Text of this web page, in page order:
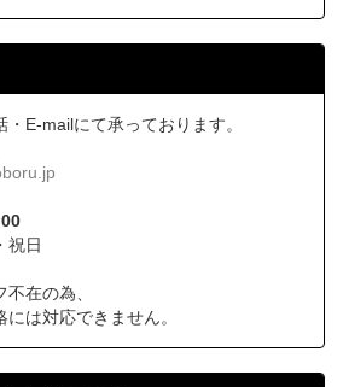
E-mailにて承っております。
祝日
在の為、
は対応できません。